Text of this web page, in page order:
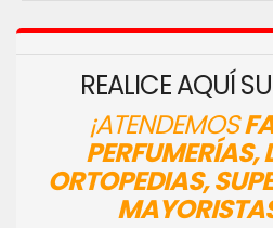
REALICE AQUÍ
¡ATENDEMOS
PERFUMERÍAS,
ORTOPEDIAS,